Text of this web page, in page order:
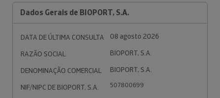
Dados Gerais de BIOPORT, S.A.
DATA DE ÚLTIMA CONSULTA
08 agosto 2026
RAZÃO SOCIAL
BIOPORT, S.A.
DENOMINAÇÃO COMERCIAL
BIOPORT, S.A.
NIF/NIPC DE BIOPORT, S.A.
507800699